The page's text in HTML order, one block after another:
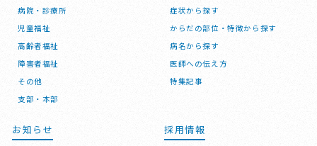
病院・診療所
児童福祉
高齢者福祉
障害者福祉
その他
支部・本部
症状から探す
からだの部位・特徴から探す
病名から探す
医師への伝え方
特集記事
お知らせ 採用情報